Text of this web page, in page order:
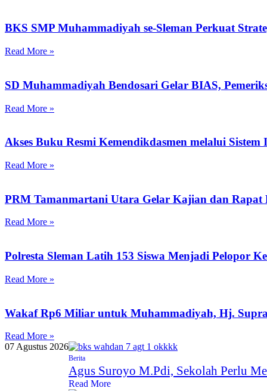
BKS SMP Muhammadiyah se-Sleman Perkuat
Read More »
SD Muhammadiyah Bendosari Gelar BIAS,
Read More »
Akses Buku Resmi Kemendikdasmen melalui
Read More »
PRM Tamanmartani Utara Gelar Kajian dan
Read More »
Polresta Sleman Latih 153 Siswa Menjadi Pelopor
Read More »
Wakaf Rp6 Miliar untuk Muhammadiyah, Hj.
Read More »
07 Agustus 2026
Berita
Agus Suroyo M.Pdi, Sekolah Perlu
Read More